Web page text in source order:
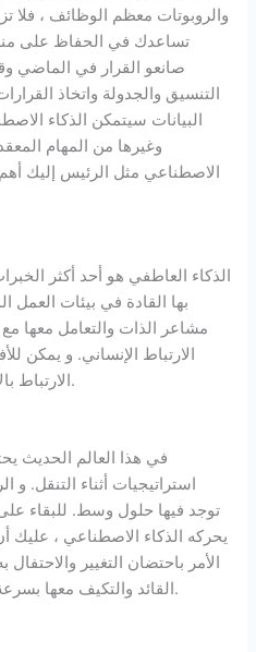
والروبوتات معظم الوظائف ، فلا
تساعدك في الحفاظ على
صانعو القرار في الماضي
التنسيق والجدولة واتخاذ
البيانات سيتمكن الذكاء
وغيرها من المهام
الذكاء العاطفي هو أحد أكثر
بها القادة في بيئات العمل
مشاعر الذات والتعامل معها
الارتباط الإنساني. و يمكن
الارتباط بالآخرين وإظهار التعاطف والتفهم.
في هذا العالم الحديث
استراتيجيات أثناء التنقل.
توجد فيها حلول وسط. للبقاء
يحركه الذكاء الاصطناعي ، عليك
الأمر باحتضان التغيير
القائد والتكيف معها بسرعة من خلال تطوير مهارات جديدة.